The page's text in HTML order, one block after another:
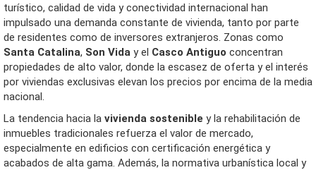
turístico, calidad de vida y conectividad internacional han
impulsado una demanda constante de vivienda, tanto por parte
de residentes como de inversores extranjeros. Zonas como
Santa Catalina, Son Vida y el Casco Antiguo concentran
propiedades de alto valor, donde la escasez de oferta y el interés
por viviendas exclusivas elevan los precios por encima de la media
nacional.
La tendencia hacia la vivienda sostenible y la rehabilitación de
inmuebles tradicionales refuerza el valor de mercado,
especialmente en edificios con certificación energética y
acabados de alta gama. Además, la normativa urbanística local y